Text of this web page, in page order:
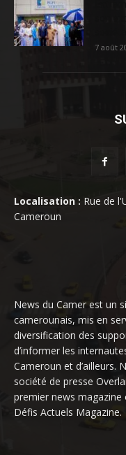
7 août
Localisation : Rue de
Cameroun
News du Camer est un
camerounais, mis en
diversification des
d’informer les
Cameroun et d’ailleurs.
société de presse
premier news
Défis Actuels Magazine.